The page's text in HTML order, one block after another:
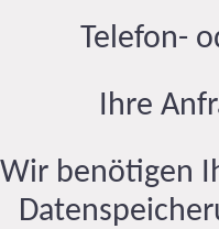
Telefon-
Ihre
Wir benötigen